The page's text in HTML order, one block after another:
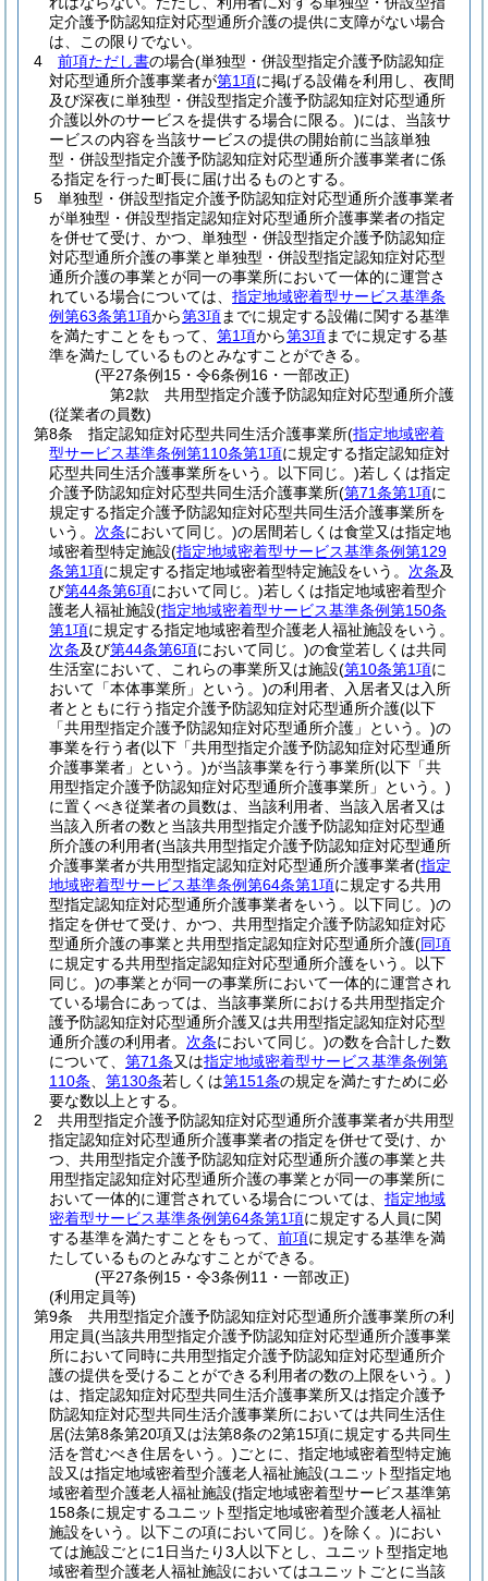
定介護予防認知症対応型通所介護の提供に支障がない場合
は、この限りでない。
4
前項ただし書の場合(単独型・併設型指定介護予防認知症
対応型通所介護事業者が第1項に掲げる設備を利用し、夜間
及び深夜に単独型・併設型指定介護予防認知症対応型通所
介護以外のサービスを提供する場合に限る。)には、当該サ
ービスの内容を当該サービスの提供の開始前に当該単独
型・併設型指定介護予防認知症対応型通所介護事業者に係
る指定を行った町長に届け出るものとする。
5
単独型・併設型指定介護予防認知症対応型通所介護事業者
が単独型・併設型指定認知症対応型通所介護事業者の指定
を併せて受け、かつ、単独型・併設型指定介護予防認知症
対応型通所介護の事業と単独型・併設型指定認知症対応型
通所介護の事業とが同一の事業所において一体的に運営さ
れている場合については、 指定地域密着型サービス基準条
例第63条第1項から第3項までに規定する設備に関する基準
を満たすことをもって、 第1項から第3項までに規定する基
準を満たしているものとみなすことができる。
(平27条例15・令6条例16・一部改正)
第2款
共用型指定介護予防認知症対応型通所介護
(従業者の員数)
第8条
指定認知症対応型共同生活介護事業所(指定地域密着
型サービス基準条例第110条第1項に規定する指定認知症対
応型共同生活介護事業所をいう。以下同じ。)若しくは指定
介護予防認知症対応型共同生活介護事業所(第71条第1項に
規定する指定介護予防認知症対応型共同生活介護事業所を
いう。 次条において同じ。)の居間若しくは食堂又は指定地
域密着型特定施設(指定地域密着型サービス基準条例第129
条第1項に規定する指定地域密着型特定施設をいう。 次条及
び第44条第6項において同じ。)若しくは指定地域密着型介
護老人福祉施設(指定地域密着型サービス基準条例第150条
第1項に規定する指定地域密着型介護老人福祉施設をいう。
次条及び第44条第6項において同じ。)の食堂若しくは共同
生活室において、これらの事業所又は施設(第10条第1項に
おいて「本体事業所」という。)の利用者、入居者又は入所
者とともに行う指定介護予防認知症対応型通所介護(以下
「共用型指定介護予防認知症対応型通所介護」という。)の
事業を行う者(以下「共用型指定介護予防認知症対応型通所
介護事業者」という。)が当該事業を行う事業所(以下「共
用型指定介護予防認知症対応型通所介護事業所」という。)
に置くべき従業者の員数は、当該利用者、当該入居者又は
当該入所者の数と当該共用型指定介護予防認知症対応型通
所介護の利用者(当該共用型指定介護予防認知症対応型通所
介護事業者が共用型指定認知症対応型通所介護事業者(指定
地域密着型サービス基準条例第64条第1項に規定する共用
型指定認知症対応型通所介護事業者をいう。以下同じ。)の
指定を併せて受け、かつ、共用型指定介護予防認知症対応
型通所介護の事業と共用型指定認知症対応型通所介護(同項
に規定する共用型指定認知症対応型通所介護をいう。以下
同じ。)の事業とが同一の事業所において一体的に運営され
ている場合にあっては、当該事業所における共用型指定介
護予防認知症対応型通所介護又は共用型指定認知症対応型
通所介護の利用者。 次条において同じ。)の数を合計した数
について、 第71条又は指定地域密着型サービス基準条例第
110条
第130条若しくは第151条の規定を満たすために必
要な数以上とする。
2
共用型指定介護予防認知症対応型通所介護事業者が共用型
指定認知症対応型通所介護事業者の指定を併せて受け、か
つ、共用型指定介護予防認知症対応型通所介護の事業と共
用型指定認知症対応型通所介護の事業とが同一の事業所に
おいて一体的に運営されている場合については、 指定地域
密着型サービス基準条例第64条第1項に規定する人員に関
する基準を満たすことをもって、 前項に規定する基準を満
たしているものとみなすことができる。
(平27条例15・令3条例11・一部改正)
(利用定員等)
第9条
共用型指定介護予防認知症対応型通所介護事業所の利
用定員(当該共用型指定介護予防認知症対応型通所介護事業
所において同時に共用型指定介護予防認知症対応型通所介
護の提供を受けることができる利用者の数の上限をいう。)
は、指定認知症対応型共同生活介護事業所又は指定介護予
防認知症対応型共同生活介護事業所においては共同生活住
居(法第8条第20項又は法第8条の2第15項に規定する共同生
活を営むべき住居をいう。)ごとに、指定地域密着型特定施
設又は指定地域密着型介護老人福祉施設(ユニット型指定地
域密着型介護老人福祉施設(指定地域密着型サービス基準第
158条に規定するユニット型指定地域密着型介護老人福祉
施設をいう。以下この項において同じ。)を除く。)におい
ては施設ごとに1日当たり3人以下とし、ユニット型指定地
域密着型介護老人福祉施設においてはユニットごとに当該